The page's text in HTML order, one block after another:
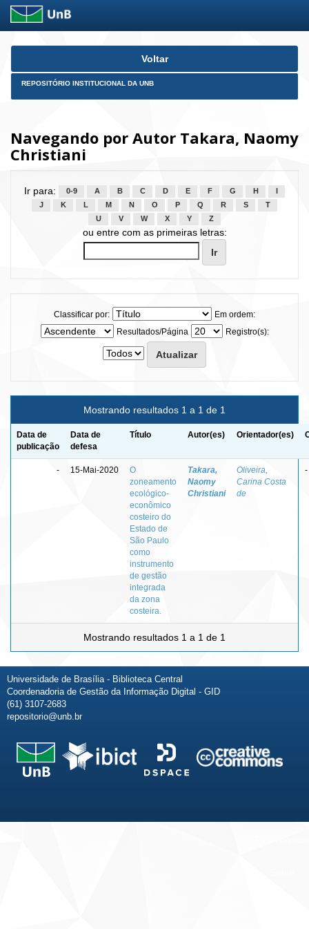
Skip
Voltar
REPOSITÓRIO INSTITUCIONAL DA UNB
Navegando por Autor Takara, Naomy
Christiani
Ir para: 0-9 A B C D E F G H
J
K L M N O P Q R S
T
U
V W X Y Z
ou entre com as primeiras letras:
Classificar por:
Em ordem:
Resultados/Página
Registro(s):
Mostrando resultados 1 a 1 de 1
Data de
publicação
Data de
defesa
Título Autor(es) Orientador(es)
- 15-Mai-2020
O
zoneamento
ecológico-
econômico
costeiro do
Estado de
São Paulo
como
instrumento
de gestão
integrada
da zona
costeira.
Takara,
Naomy
Christiani
Oliveira,
Carina Costa
de
-
Mostrando resultados 1 a 1 de 1
Universidade de Brasília - Biblioteca Central
Coordenadoria de Gestão da Informação Digital - GID
(61) 3107-2683
repositorio@unb.br